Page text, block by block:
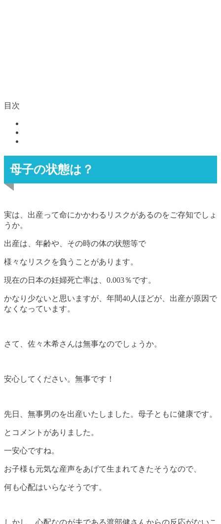
目次
母子の状態は？
実は、出産って命にかかわるリスクがあるのをご存知でしょ
うか。
出産は、年齢や、その時の体の状態等で
様々なリスクを負うことがあります。
現在の日本の妊婦死亡率は、0.003％です。
かなり少ないと思いますが、年間40人ほどが、出産が原因で
なくなっています。
さて、佐々木希さんは無事なのでしょうか。
安心してください。無事です！
先日、無事男のを出産いたしました。母子ともに健康です。
とコメントがありました。
一安心ですね。
お子様も元気な産声をあげて生まれてきたそうなので、
何も心配はいらなそうです。
しかし、心配なのが夫である渡部健さんからの反応がないこ